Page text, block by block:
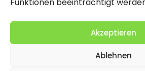
Akzeptieren
Ablehnen